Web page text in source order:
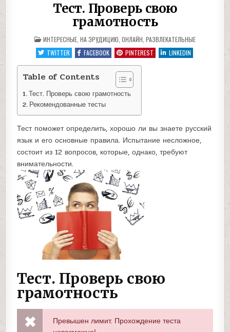
Тест. Проверь свою
грамотность
POSTED
IN
ИНТЕРЕСНЫЕ НА ЭРУДИЦИЮ ОНЛАЙН РАЗВЛЕКАТЕЛЬНЫЕ
TWITTER
FACEBOOK PINTEREST LINKEDIN
Table of Contents
Тест. Проверь свою грамотность
Рекомендованные тесты
Тест поможет определить, хорошо ли вы знаете русский
язык и его основные правила. Испытание несложное,
состоит из 12 вопросов, которые, однако, требуют
внимательности.
Тест. Проверь свою
грамотность